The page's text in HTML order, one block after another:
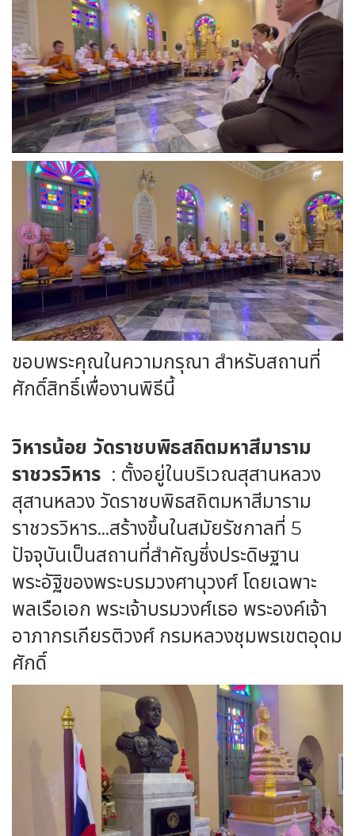
ขอบพระคุณในความกรุณา สำหรับสถานที่
ศักดิ์สิทธิ์เพื่องานพิธีนี้
วิหารน้อย วัดราชบพิธสถิตมหาสีมาราม
ราชวรวิหาร : ตั้งอยู่ในบริเวณสุสานหลวง
สุสานหลวง วัดราชบพิธสถิตมหาสีมาราม
ราชวรวิหาร…สร้างขึ้นในสมัยรัชกาลที่ 5
ปัจจุบันเป็นสถานที่สำคัญซึ่งประดิษฐาน
พระอัฐิของพระบรมวงศานุวงศ์ โดยเฉพาะ
พลเรือเอก พระเจ้าบรมวงศ์เธอ พระองค์เจ้า
อาภากรเกียรติวงศ์ กรมหลวงชุมพรเขตอุดม
ศักดิ์